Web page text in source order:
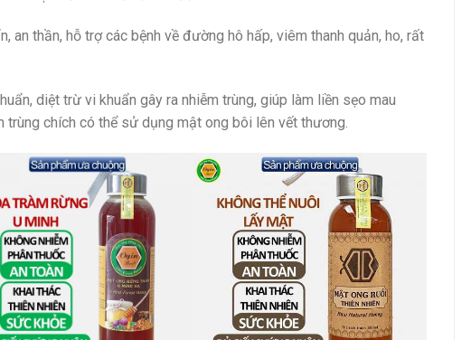
an thần, hỗ trợ các bệnh về đường hô hấp, viêm thanh quản, ho, rất
diệt trừ vi khuẩn gây ra nhiễm trùng, giúp làm liền sẹo mau
trùng chích có thể sử dụng mật ong bôi lên vết thương.